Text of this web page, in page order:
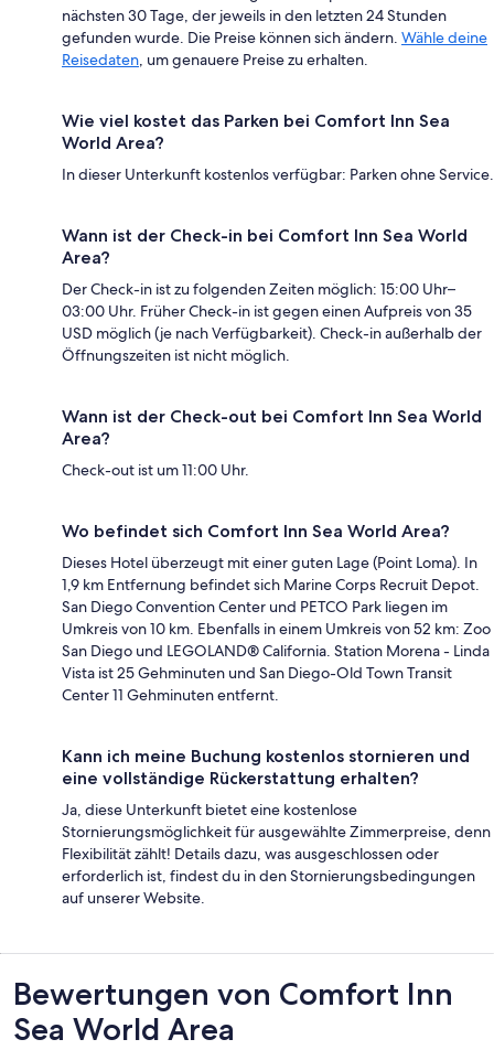
nächsten 30 Tage, der jeweils in den letzten 24 Stunden
gefunden wurde. Die Preise können sich ändern. Wähle deine
Reisedaten, um genauere Preise zu erhalten.
Wie viel kostet das Parken bei Comfort Inn Sea
World Area?
In dieser Unterkunft kostenlos verfügbar: Parken ohne Service.
Wann ist der Check-in bei Comfort Inn Sea World
Area?
Der Check-in ist zu folgenden Zeiten möglich: 15:00 Uhr–
03:00 Uhr. Früher Check-in ist gegen einen Aufpreis von 35
USD möglich (je nach Verfügbarkeit). Check-in außerhalb der
Öffnungszeiten ist nicht möglich.
Wann ist der Check-out bei Comfort Inn Sea World
Area?
Check-out ist um 11:00 Uhr.
Wo befindet sich Comfort Inn Sea World Area?
Dieses Hotel überzeugt mit einer guten Lage (Point Loma). In
1,9 km Entfernung befindet sich Marine Corps Recruit Depot.
San Diego Convention Center und PETCO Park liegen im
Umkreis von 10 km. Ebenfalls in einem Umkreis von 52 km: Zoo
San Diego und LEGOLAND® California. Station Morena - Linda
Vista ist 25 Gehminuten und San Diego-Old Town Transit
Center 11 Gehminuten entfernt.
Kann ich meine Buchung kostenlos stornieren und
eine vollständige Rückerstattung erhalten?
Ja, diese Unterkunft bietet eine kostenlose
Stornierungsmöglichkeit für ausgewählte Zimmerpreise, denn
Flexibilität zählt! Details dazu, was ausgeschlossen oder
erforderlich ist, findest du in den Stornierungsbedingungen
auf unserer Website.
Bewertungen
Bewertungen von Comfort Inn
Sea World Area